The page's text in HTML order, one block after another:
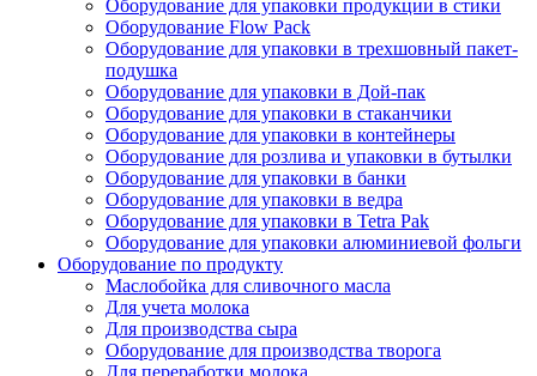
Оборудование для упаковки продукции в стики
Оборудование Flow Pack
Оборудование для упаковки в трехшовный пакет-
подушка
Оборудование для упаковки в Дой-пак
Оборудование для упаковки в стаканчики
Оборудование для упаковки в контейнеры
Оборудование для розлива и упаковки в бутылки
Оборудование для упаковки в банки
Оборудование для упаковки в ведра
Оборудование для упаковки в Tetra Pak
Оборудование для упаковки алюминиевой фольги
Оборудование по продукту
Маслобойка для сливочного масла
Для учета молока
Для производства сыра
Оборудование для производства творога
Для переработки молока